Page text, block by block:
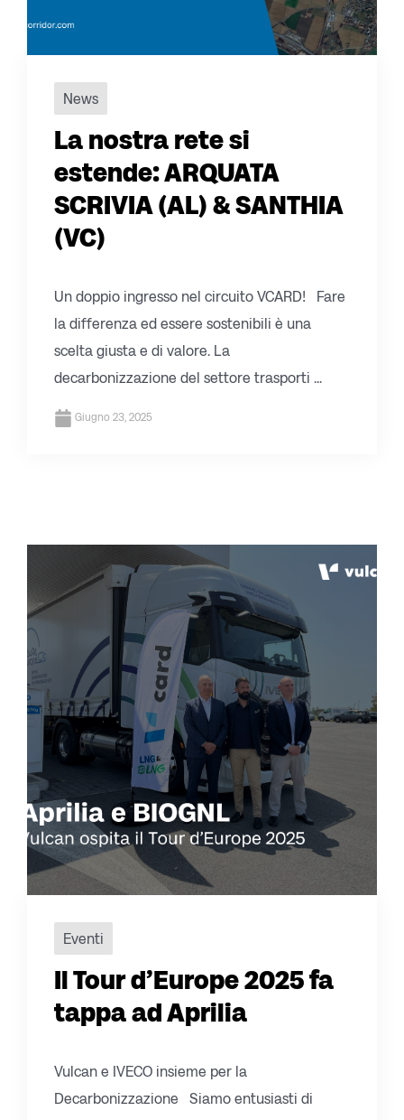
News
La nostra rete si
estende: ARQUATA
SCRIVIA (AL) & SANTHIA
(VC)
Un doppio ingresso nel circuito VCARD! Fare
la differenza ed essere sostenibili è una
scelta giusta e di valore. La
decarbonizzazione del settore trasporti ...
Giugno 23, 2025
Eventi
Il Tour d’Europe 2025 fa
tappa ad Aprilia
Vulcan e IVECO insieme per la
Decarbonizzazione Siamo entusiasti di